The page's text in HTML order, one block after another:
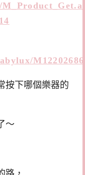
按下哪個樂器的
～